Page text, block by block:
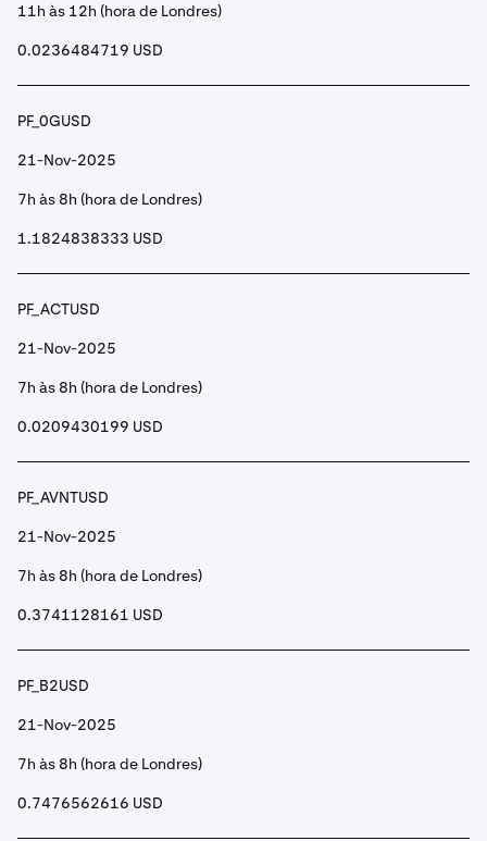
11h às 12h (hora de Londres)
0.0236484719 USD
PF_0GUSD
21-Nov-2025
7h às 8h (hora de Londres)
1.1824838333 USD
PF_ACTUSD
21-Nov-2025
7h às 8h (hora de Londres)
0.0209430199 USD
PF_AVNTUSD
21-Nov-2025
7h às 8h (hora de Londres)
0.3741128161 USD
PF_B2USD
21-Nov-2025
7h às 8h (hora de Londres)
0.7476562616 USD